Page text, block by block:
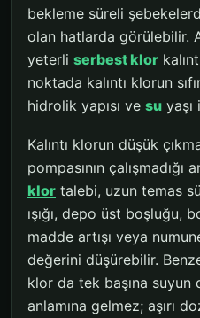
bekleme süreli
olan hatlarda görülebilir.
yeterli serbest klor
noktada kalıntı klorun
hidrolik yapısı ve su
Kalıntı klorun düşük
pompasının çalışmadığı
klor talebi, uzun temas
ışığı, depo üst boşluğu,
madde artışı veya
değerini düşürebilir.
klor da tek başına suyun
anlamına gelmez; aşırı